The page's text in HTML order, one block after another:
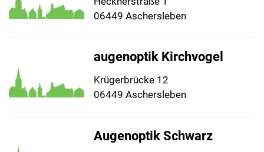
06449 Aschersleben
augenoptik Kirchvogel
Krügerbrücke 12
06449 Aschersleben
Augenoptik Schwarz